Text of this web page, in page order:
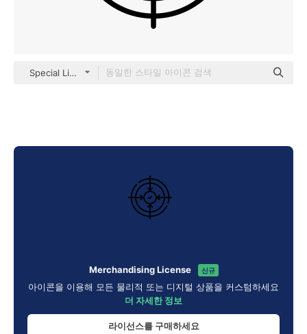
Special Lineal
Merchandising License 신규
아이콘을 이용해 모든 물리적 또는 디지털 상품을 커스텀하세요
더 자세한 정보
라이선스를 구매하세요